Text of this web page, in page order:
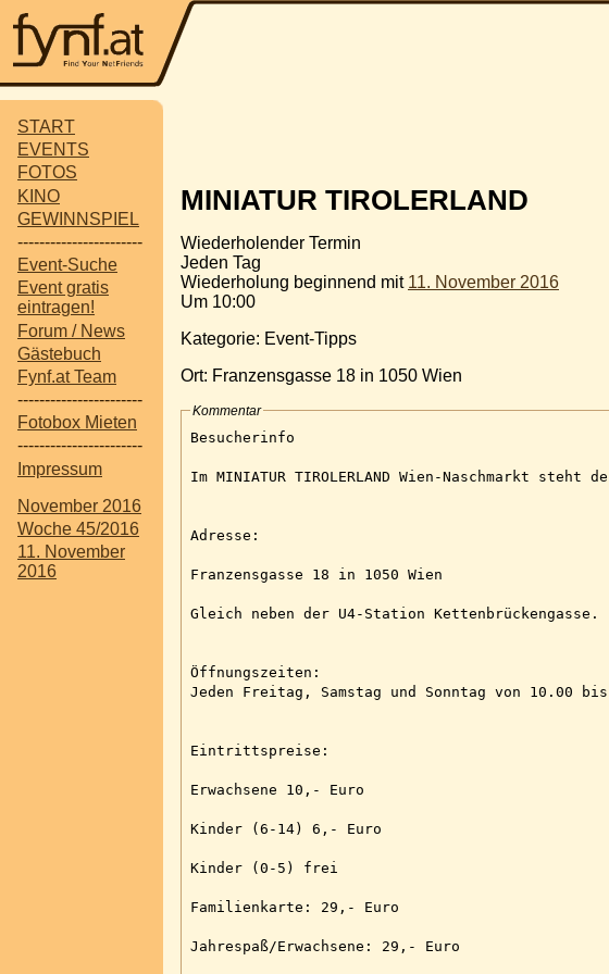
START
EVENTS
FOTOS
KINO
GEWINNSPIEL
-----------------------
Event-Suche
Event gratis
eintragen!
Forum / News
Gästebuch
Fynf.at Team
-----------------------
Fotobox Mieten
-----------------------
Impressum
November 2016
Woche 45/2016
11. November
2016
MINIATUR TIROLERLAND
Wiederholender Termin
Jeden Tag
Wiederholung beginnend mit 11. November 2016
Um 10:00
Kategorie: Event-Tipps
Ort: Franzensgasse 18 in 1050 Wien
Kommentar
Besucherinfo
Im MINIATUR TIROLERLAND Wien-Naschmarkt
Adresse:
Franzensgasse 18 in 1050 Wien
Gleich neben der U4-Station Kettenbrückengasse.
Öffnungszeiten:
Jeden Freitag, Samstag und Sonntag von 10.00
Eintrittspreise:
Erwachsene 10,- Euro
Kinder (6-14) 6,- Euro
Kinder (0-5) frei
Familienkarte: 29,- Euro
Jahrespaß/Erwachsene: 29,- Euro